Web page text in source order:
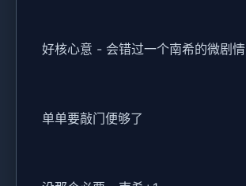
好核心意 - 会错过一个南希的微剧情
单单要敲门便够了